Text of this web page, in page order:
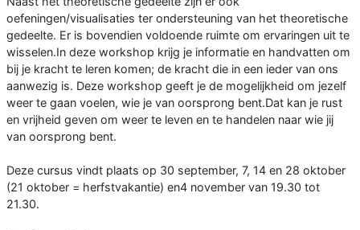
oefeningen/visualisaties ter ondersteuning van het theoretische
gedeelte. Er is bovendien voldoende ruimte om ervaringen uit te
wisselen.In deze workshop krijg je informatie en handvatten om
bij je kracht te leren komen; de kracht die in een ieder van ons
aanwezig is. Deze workshop geeft je de mogelijkheid om jezelf
weer te gaan voelen, wie je van oorsprong bent.Dat kan je rust
en vrijheid geven om weer te leven en te handelen naar wie jij
van oorsprong bent.
Deze cursus vindt plaats op 30 september, 7, 14 en 28 oktober
(21 oktober = herfstvakantie) en4 november van 19.30 tot
21.30.